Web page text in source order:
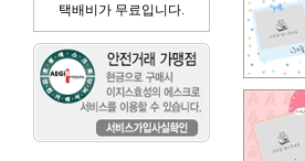
택배비가 무료입니다.